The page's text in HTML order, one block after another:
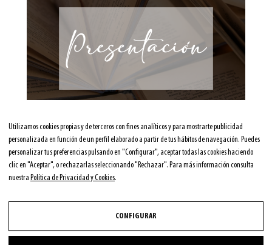
Presentación en Rojales
La última historia para después de la última guerra y otros 59
relatos ,Presentación
07/01/2025
Utilizamos cookies propias y de terceros con fines analíticos y para mostrarte publicidad
personalizada en función de un perfil elaborado a partir de tus hábitos de navegación. Puedes
personalizar tus preferencias pulsando en "Configurar", aceptar todas las cookies haciendo
clic en "Aceptar", o rechazarlas seleccionando "Rechazar". Para más información consulta
nuestra Política de Privacidad y Cookies.
CONFIGURAR